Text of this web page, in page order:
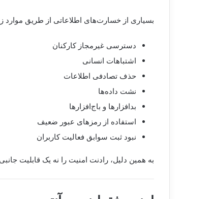
بسیاری از خسارت‌های اطلاعاتی از طریق موارد
دسترسی غیرمجاز کارکنان
اشتباهات انسانی
حذف تصادفی اطلاعات
نشت داده‌ها
بدافزارها و باج‌افزارها
استفاده از رمزهای عبور ضعیف
نبود ثبت سوابق فعالیت کاربران
به همین دلیل، رادنت امنیت را نه یک قابلیت